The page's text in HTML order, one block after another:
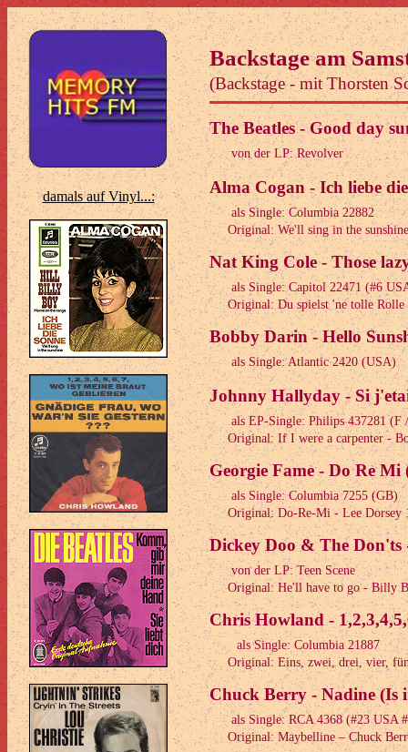
damals auf Vinyl...:
Backstage am
(Backstage - mit Thorsten
The Beatles - Good day
von der LP: Revolver
Alma Cogan - Ich liebe
als Single: Columbia 22882
Original: We'll sing in the sunshine
Nat King Cole - Those
als Single: Capitol 22471 (#6
Original: Du spielst 'ne tolle Rolle
Bobby Darin - Hello
als Single: Atlantic 2420 (USA)
Johnny Hallyday - Si
als EP-Single: Philips 437281 (F
Original: If I were a carpenter -
Georgie Fame - Do Re Mi
als Single: Columbia 7255 (GB)
Original: Do-Re-Mi - Lee Dorsey
Dickey Doo & The Don'ts
von der LP: Teen Scene
Original: He'll have to go - Billy
Chris Howland -
als Single: Columbia 21887
Original: Eins, zwei, drei, vier,
Chuck Berry - Nadine (Is
als Single: RCA 4368 (#23 USA
Original: Maybelline – Chuck